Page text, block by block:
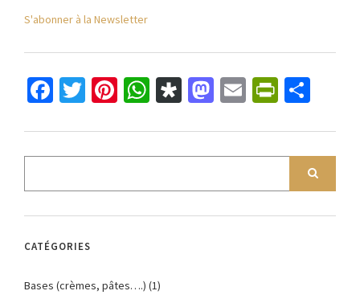
S'abonner à la Newsletter
Facebook
Twitter
Pinterest
WhatsApp
Diaspora
Mastodon
Email
CATÉGORIES
Bases (crèmes, pâtes….) (1)